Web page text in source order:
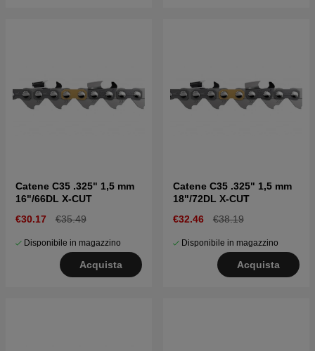
Catene C35 .325" 1,5 mm
16"/66DL X-CUT
€30.17
€35.49
Disponibile in magazzino
Acquista
Catene C35 .325" 1,5 mm
18"/72DL X-CUT
€32.46
€38.19
Disponibile in magazzino
Acquista